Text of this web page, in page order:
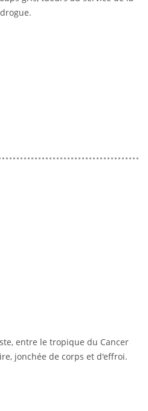
entre le tropique du Cancer
jonchée de corps et d'effroi.